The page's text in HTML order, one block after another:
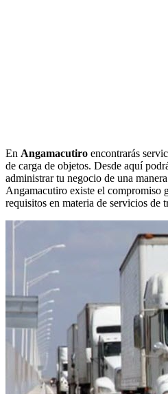
En Angamacutiro encontrarás
de carga de objetos. Desde aquí
administrar tu negocio de una
Angamacutiro existe el compromiso
requisitos en materia de servicios de